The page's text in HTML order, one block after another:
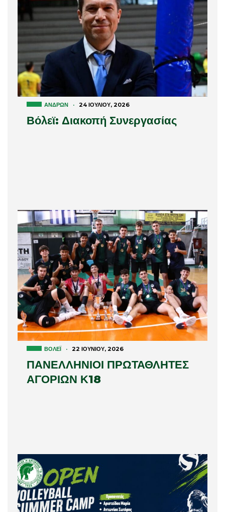
ΑΝΔΡΏΝ · 24 ΙΟΥΛΊΟΥ, 2026
Βόλεϊ: Διακοπή Συνεργασίας
ΒΌΛΕΪ · 22 ΙΟΥΝΊΟΥ, 2026
ΠΑΝΕΛΛΗΝΙΟΙ ΠΡΩΤΑΘΛΗΤΕΣ
ΑΓΟΡΙΩΝ Κ18